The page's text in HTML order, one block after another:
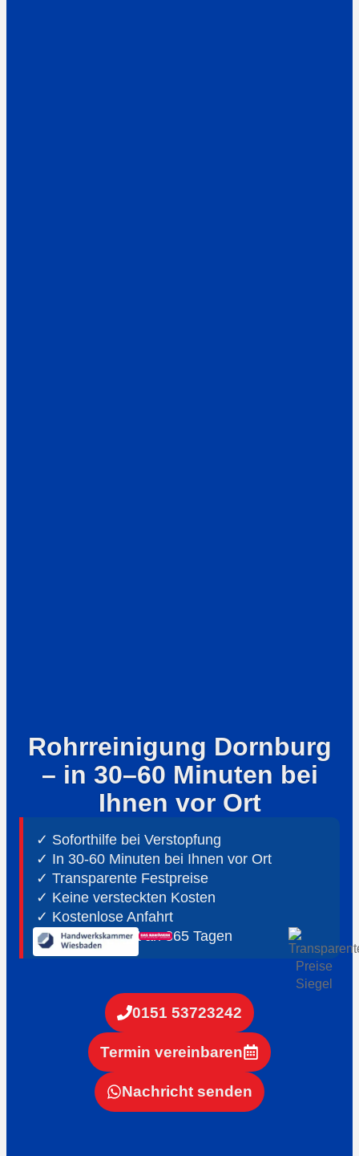
Rohrreinigung Dornburg
– in 30–60 Minuten bei
Ihnen vor Ort
✓ Soforthilfe bei Verstopfung
✓ In 30-60 Minuten bei Ihnen vor Ort
✓ ⁠Transparente Festpreise
✓ Keine versteckten Kosten
✓ Kostenlose Anfahrt
✓ ⁠24h Notdienst an 365 Tagen
0151 53723242
Termin vereinbaren
Nachricht senden